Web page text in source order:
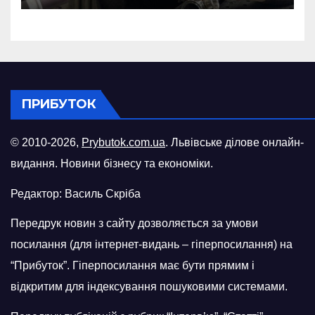
російського БПЛА
ПРИБУТОК
© 2010-2026, Prybutok.com.ua. Львівське ділове онлайн-
видання. Новини бізнесу та економіки.
Редактор: Василь Скріба
Передрук новин з сайту дозволяється за умови
посилання (для інтернет-видань – гіперпосилання) на
“Прибуток”. Гіперпосилання має бути прямим і
відкритим для індексування пошуковими системами.